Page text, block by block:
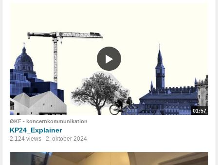
01:57
ØKF - koncernkommunikation
KP24_Explainer
2.124 views 2. oktober 2024